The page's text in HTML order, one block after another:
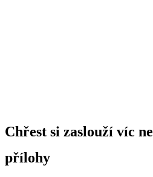
Chřest si zaslouží víc
přílohy